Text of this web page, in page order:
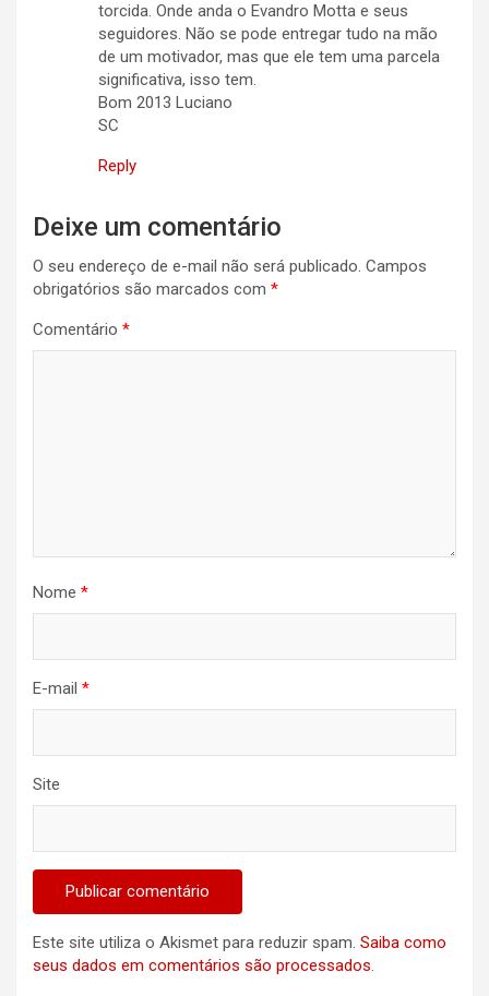
torcida. Onde anda o Evandro Motta e seus
seguidores. Não se pode entregar tudo na mão
de um motivador, mas que ele tem uma parcela
significativa, isso tem.
Bom 2013 Luciano
SC
Reply
Deixe um comentário
O seu endereço de e-mail não será publicado. Campos
obrigatórios são marcados com *
Comentário *
Nome *
E-mail *
Site
Este site utiliza o Akismet para reduzir spam. Saiba como
seus dados em comentários são processados.